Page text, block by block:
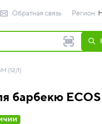
Обратная связь Регион:
(12/1)
барбекю